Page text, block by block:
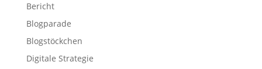
Bericht
Blogparade
Blogstöckchen
Digitale Strategie